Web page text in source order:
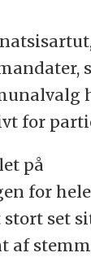
for
på
for
set
af